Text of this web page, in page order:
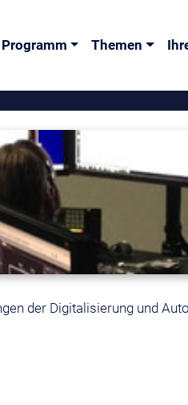
Programm Themen
der Digitalisierung und